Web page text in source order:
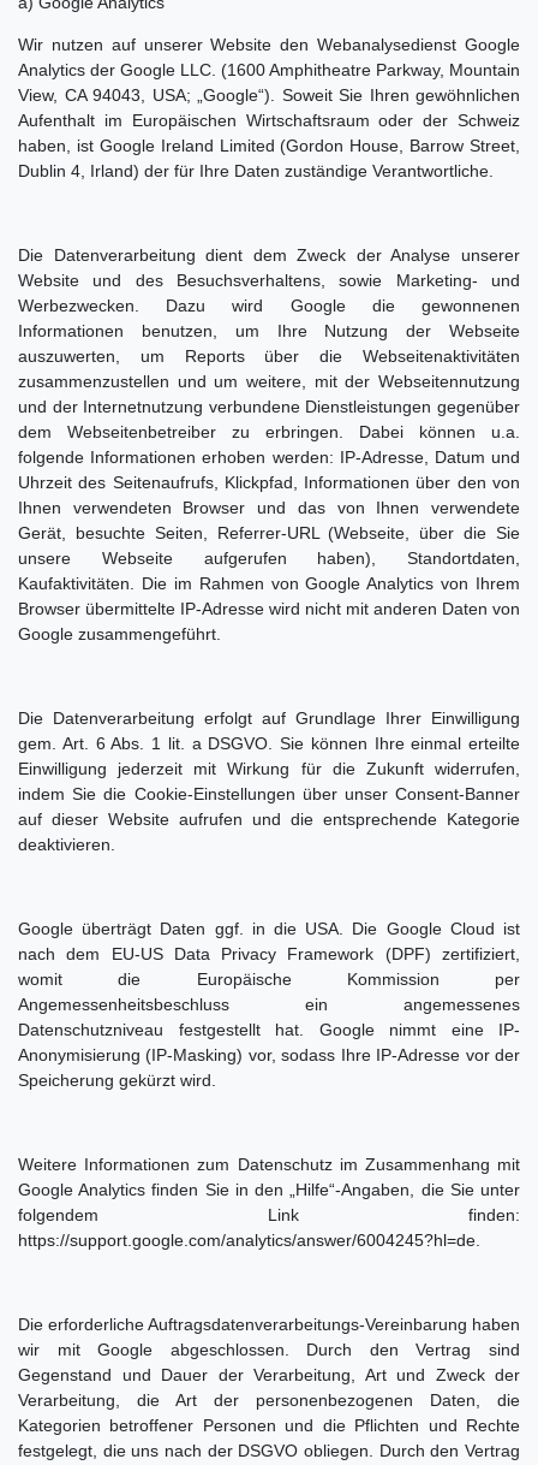
Wir nutzen auf unserer Website den Webanalysedienst Google
Analytics der Google LLC. (1600 Amphitheatre Parkway, Mountain
View, CA 94043, USA; „Google“). Soweit Sie Ihren gewöhnlichen
Aufenthalt im Europäischen Wirtschaftsraum oder der Schweiz
haben, ist Google Ireland Limited (Gordon House, Barrow Street,
Dublin 4, Irland) der für Ihre Daten zuständige Verantwortliche.
Die Datenverarbeitung dient dem Zweck der Analyse unserer
Website und des Besuchsverhaltens, sowie Marketing- und
Werbezwecken. Dazu wird Google die gewonnenen
Informationen benutzen, um Ihre Nutzung der Webseite
auszuwerten, um Reports über die Webseitenaktivitäten
zusammenzustellen und um weitere, mit der Webseitennutzung
und der Internetnutzung verbundene Dienstleistungen gegenüber
dem Webseitenbetreiber zu erbringen. Dabei können u.a.
folgende Informationen erhoben werden: IP-Adresse, Datum und
Uhrzeit des Seitenaufrufs, Klickpfad, Informationen über den von
Ihnen verwendeten Browser und das von Ihnen verwendete
Gerät, besuchte Seiten, Referrer-URL (Webseite, über die Sie
unsere Webseite aufgerufen haben), Standortdaten,
Kaufaktivitäten. Die im Rahmen von Google Analytics von Ihrem
Browser übermittelte IP-Adresse wird nicht mit anderen Daten von
Google zusammengeführt.
Die Datenverarbeitung erfolgt auf Grundlage Ihrer Einwilligung
gem. Art. 6 Abs. 1 lit. a DSGVO. Sie können Ihre einmal erteilte
Einwilligung jederzeit mit Wirkung für die Zukunft widerrufen,
indem Sie die Cookie-Einstellungen über unser Consent-Banner
auf dieser Website aufrufen und die entsprechende Kategorie
deaktivieren.
Google überträgt Daten ggf. in die USA. Die Google Cloud ist
nach dem EU-US Data Privacy Framework (DPF) zertifiziert,
womit die Europäische Kommission per
Angemessenheitsbeschluss ein angemessenes
Datenschutzniveau festgestellt hat. Google nimmt eine IP-
Anonymisierung (IP-Masking) vor, sodass Ihre IP-Adresse vor der
Speicherung gekürzt wird.
Weitere Informationen zum Datenschutz im Zusammenhang mit
Google Analytics finden Sie in den „Hilfe“-Angaben, die Sie unter
folgendem Link finden:
https://support.google.com/analytics/answer/6004245?hl=de
Die erforderliche Auftragsdatenverarbeitungs-Vereinbarung haben
wir mit Google abgeschlossen. Durch den Vertrag sind
Gegenstand und Dauer der Verarbeitung, Art und Zweck der
Verarbeitung, die Art der personenbezogenen Daten, die
Kategorien betroffener Personen und die Pflichten und Rechte
festgelegt, die uns nach der DSGVO obliegen. Durch den Vertrag